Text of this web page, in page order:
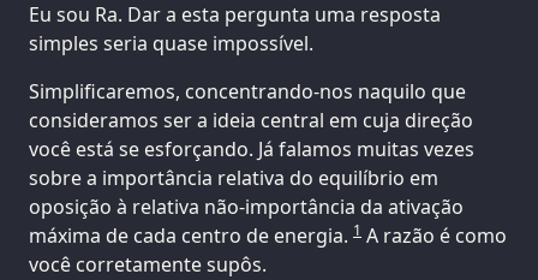
Eu sou Ra. Dar a esta pergunta uma resposta
simples seria quase impossível.
Simplificaremos, concentrando-nos naquilo que
consideramos ser a ideia central em cuja direção
você está se esforçando. Já falamos muitas vezes
sobre a importância relativa do equilíbrio em
oposição à relativa não-importância da ativação
máxima de cada centro de energia. 1 A razão é como
você corretamente supôs.